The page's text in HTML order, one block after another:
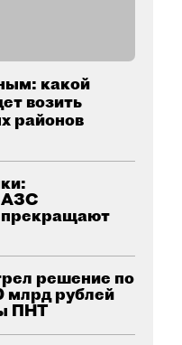
какой
возить
районов
АЗС
прекращают
решение по
млрд рублей
ПНТ